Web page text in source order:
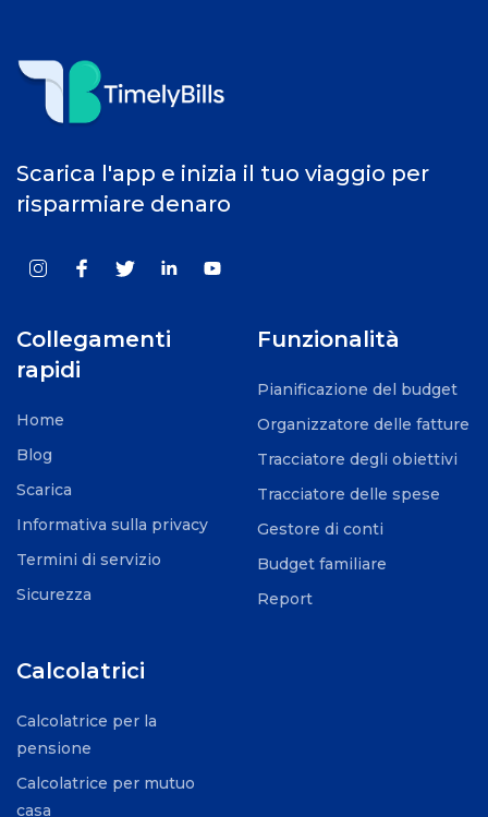
Scarica l'app e inizia il tuo viaggio per
risparmiare denaro
Collegamenti
rapidi
Home
Blog
Scarica
Informativa sulla privacy
Termini di servizio
Sicurezza
Funzionalità
Pianificazione del budget
Organizzatore delle fatture
Tracciatore degli obiettivi
Tracciatore delle spese
Gestore di conti
Budget familiare
Report
Calcolatrici
Calcolatrice per la
pensione
Calcolatrice per mutuo
casa